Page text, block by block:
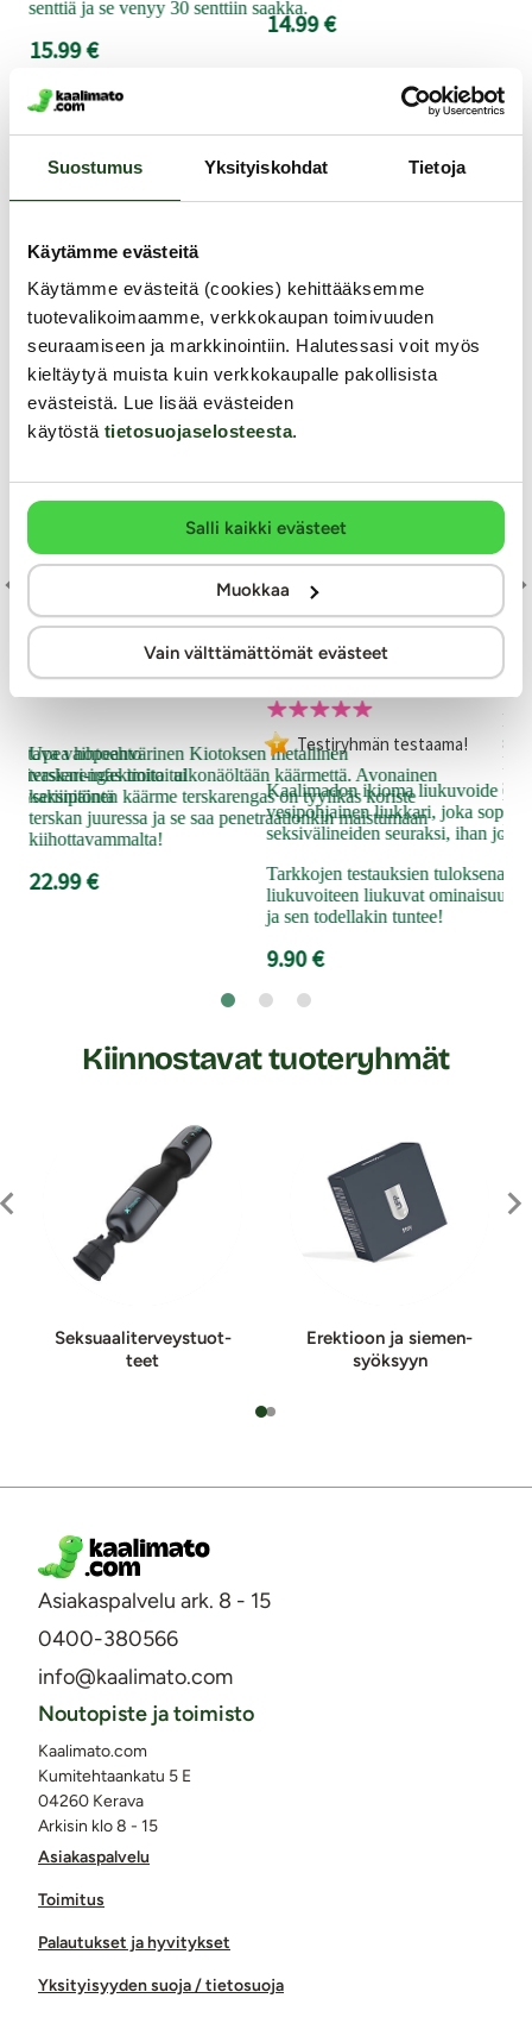
Suostumus Yksityiskohdat Tietoja
Käytämme evästeitä
Käytämme evästeitä (cookies) kehittääksemme
tuotevalikoimaamme, verkkokaupan toimivuuden
seuraamiseen ja markkinointiin. Halutessasi voit myös
kieltäytyä muista kuin verkkokaupalle pakollisista
evästeistä. Lue lisää evästeiden
käytöstä tietosuojaselosteesta.
Salli kaikki evästeet
Muokkaa
Vain välttämättömät evästeet
senttiä ja se venyy 30 senttiin saakka.
15.99 €
14.99 €
Muut asiakkaat ostivat
150 ml
vaihtoehto
hiivasieni-infektioita tai
glyseriinitöntä
Kiotos
Metallinen terskarengas, hopea
Upea hopeanvärinen Kiotoksen metallinen
terskarengas imitoi ulkonäöltään käärmettä. Avonainen
kaksipäinen käärme terskarengas on tyylikäs koriste
terskan juuressa ja se saa penetraationkin maistumaan
kiihottavammalta!
22.99 €
YKSINOIKEUS
Kaalimato
Liukuvoide, 100 ml
Testiryhmän testaama!
Kaalimadon ikioma liukuvoide on
vesipohjainen liukkari, joka sopii
seksivälineiden seuraksi, ihan
Tarkkojen testauksien tuloksena
liukuvoiteen liukuvat
ja sen todellakin tuntee!
9.90 €
ml
ja
Kiinnostavat tuoteryhmät
Sek­suaa­li­ter­veys­tuot­
teet
Erektioon ja sie­men­
syök­syyn
Asiakaspalvelu ark. 8 - 15
0400-380566
info@kaalimato.com
Asiakaspalvelu
Toimitus
Palautukset ja hyvitykset
Yksityisyyden suoja / tietosuoja
Noutopiste ja toimisto
Kaalimato.com
Kumitehtaankatu 5 E
04260 Kerava
Arkisin klo 8 - 15